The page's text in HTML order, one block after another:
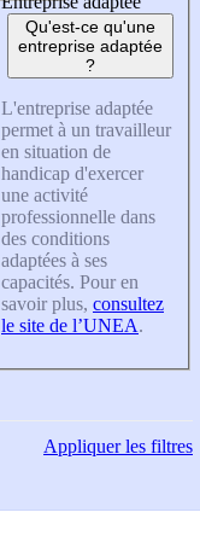
Qu'est-ce qu'une
entreprise adaptée
?
L'entreprise adaptée
permet à un travailleur
en situation de
handicap d'exercer
une activité
professionnelle dans
des conditions
adaptées à ses
capacités. Pour en
savoir plus, consultez
le site de l’UNEA.
Appliquerles filtres